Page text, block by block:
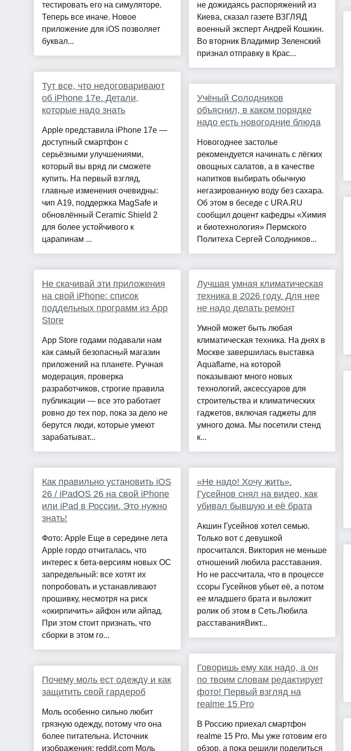
тестировать его на симуляторе.
Теперь все иначе. Новое
приложение для iOS позволяет
буквал...
Тут все, что недоговаривают
об iPhone 17e. Детали,
которые надо знать
Apple представила iPhone 17e —
доступный смартфон с
серьёзными улучшениями,
который вы вряд ли сможете
купить. На первый взгляд,
главные изменения очевидны:
чип A19, поддержка MagSafe и
обновлённый Ceramic Shield 2
для более устойчивого к
царапинам ...
Не скачивай эти приложения
на свой iPhone: список
поддельных программ из App
Store
App Store годами подавали нам
как самый безопасный магазин
приложений на планете. Ручная
модерация, проверка
разработчиков, строгие правила
публикации — все это работает
ровно до тех пор, пока за дело не
берутся люди, которые умеют
зарабатыват...
Как правильно установить iOS
26 / iPadOS 26 на свой iPhone
или iPad в России. Это нужно
знать!
Фото: Apple Еще в середине лета
Apple гордо отчиталась, что
интерес к бета-версиям новых ОС
запредельный: все хотят их
попробовать и устанавливают
прошивку, несмотря на риск
«окирпичить» айфон или айпад.
При этом стоит признать, что
сборки в этом го...
Почему моль ест одежду и как
защитить свой гардероб
Моль особенно сильно любит
грязную одежду, потому что она
более питательна. Источник
изображения: reddit.com Моль
не дожидаясь распоряжений из
Киева, сказал газете ВЗГЛЯД
военный эксперт Андрей Кошкин.
Во вторник Владимир Зеленский
признал отправку в Крас...
Учёный Солодников
объяснил, в каком порядке
надо есть новогодние блюда
Новогоднее застолье
рекомендуется начинать с лёгких
овощных салатов, а в качестве
напитков выбирать обычную
негазированную воду без сахара.
Об этом в беседе с URA.RU
сообщил доцент кафедры «Химия
и биотехнология» Пермского
Политеха Сергей Солодников...
Лучшая умная климатическая
техника в 2026 году. Для нее
не надо делать ремонт
Умной может быть любая
климатическая техника. На днях в
Москве завершилась выставка
Aquaflame, на которой
показывают много новых
технологий, аксессуаров для
строительства и климатических
гаджетов, включая гаджеты для
умного дома. Мы посетили стенд
к...
«Не надо! Хочу жить».
Гусейнов снял на видео, как
убивал бывшую и её брата
Акшин Гусейнов хотел семью.
Только вот с девушкой
просчитался. Виктория не меньше
отношений любила расставания.
Но не рассчитала, что в процессе
ссоры Гусейнов убьет её, а потом
ее младшего брата и выложит
ролик об этом в Сеть.Любила
расставанияВикт...
Говоришь ему как надо, а он
по твоим словам редактирует
фото! Первый взгляд на
realme 15 Pro
В Россию приехал смартфон
realme 15 Pro. Мы уже готовим его
обзор, а пока решили поделиться